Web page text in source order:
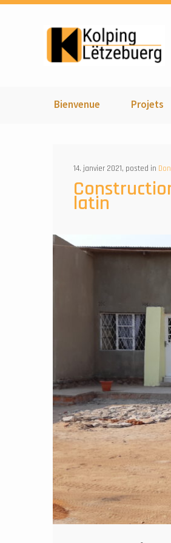
Bienvenue Projets
14. janvier 2021, posted in
latin